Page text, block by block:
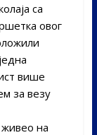
са
овог
више
за везу
на